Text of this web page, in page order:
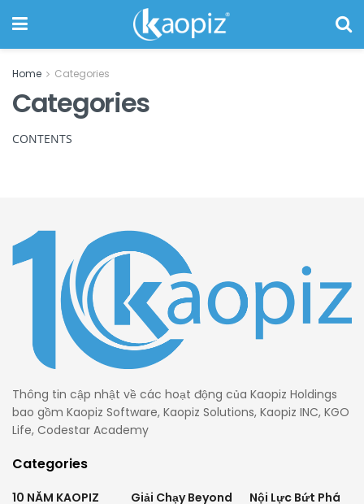
Home Categories
Categories
CONTENTS
Thông tin cập nhật về các hoạt động của Kaopiz Holdings
bao gồm Kaopiz Software, Kaopiz Solutions, Kaopiz INC, KGO
Life, Codestar Academy
Categories
10 NĂM KAOPIZ
Giải Chạy Beyond
Nội Lực Bứt Phá